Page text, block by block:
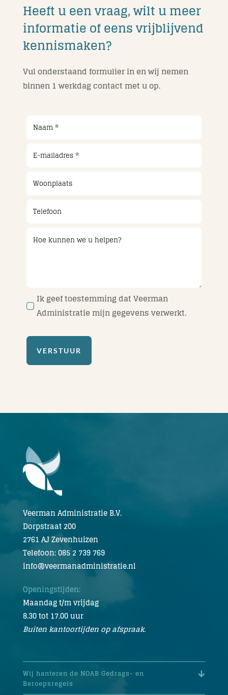
Heeft u een vraag, wilt u meer
informatie of eens vrijblijvend
kennismaken?
Vul onderstaand formulier in en wij nemen
binnen 1 werkdag contact met u op.
Ik geef toestemming dat Veerman
Administratie mijn gegevens verwerkt.
VERSTUUR
Veerman Administratie B.V.
Dorpstraat 200
2761 AJ Zevenhuizen
Telefoon: 085 2 739 769
info@veermanadministratie.nl
Openingstijden:
Maandag t/m vrijdag
8.30 tot 17.00 uur
Buiten kantoortijden op afspraak.
Wij hanteren de NOAB Gedrags- en
Beroepsregels